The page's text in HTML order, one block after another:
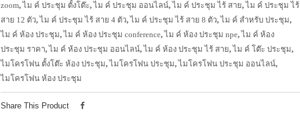
zoom,ไม ค์ ประชุม ตั้งโต๊ะ,ไม ค์ ประชุม ออนไลน์,ไม ค์ ประชุม ไร้ สาย,ไม ค์ ประชุม ไร้
สาย 12 ตัว,ไม ค์ ประชุม ไร้ สาย 4 ตัว,ไม ค์ ประชุม ไร้ สาย 8 ตัว,ไม ค์ สำหรับ ประชุม,
ไม ค์ ห้อง ประชุม,ไม ค์ ห้อง ประชุม conference,ไม ค์ ห้อง ประชุม npe,ไม ค์ ห้อง
ประชุม ราคา,ไม ค์ ห้อง ประชุม ออนไลน์,ไม ค์ ห้อง ประชุม ไร้ สาย,ไม ค์ โต๊ะ ประชุม,
ไมโครโฟน ตั้งโต๊ะ ห้อง ประชุม,ไมโครโฟน ประชุม,ไมโครโฟน ประชุม ออนไลน์,
ไมโครโฟน ห้อง ประชุม
Share This Product